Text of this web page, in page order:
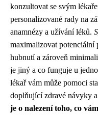
konzultovat se svým
personalizované rady na
anamnézy a užívání léků.
maximalizovat potenciální
hubnutí a zároveň
je jiný a co funguje u
lékař vám může pomoci
doplňující zdravé návyky
je o nalezení toho, co